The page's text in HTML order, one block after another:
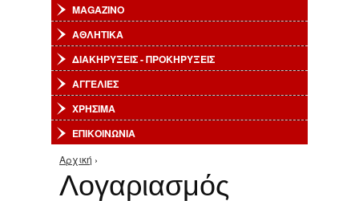
MAGAZINO
ΑΘΛΗΤΙΚΑ
ΔΙΑΚΗΡΥΞΕΙΣ - ΠΡΟΚΗΡΥΞΕΙΣ
ΑΓΓΕΛΙΕΣ
ΧΡΗΣΙΜΑ
ΕΠΙΚΟΙΝΩΝΙΑ
Είστε εδώ
Αρχική ›
Λογαριασμός